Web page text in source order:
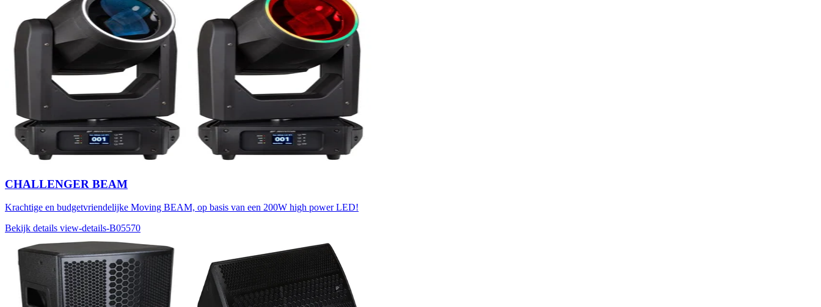
CHALLENGER BEAM
Krachtige en budgetvriendelijke Moving BEAM, op basis van een 200W high power LED!
Bekijk details view-details-B05570